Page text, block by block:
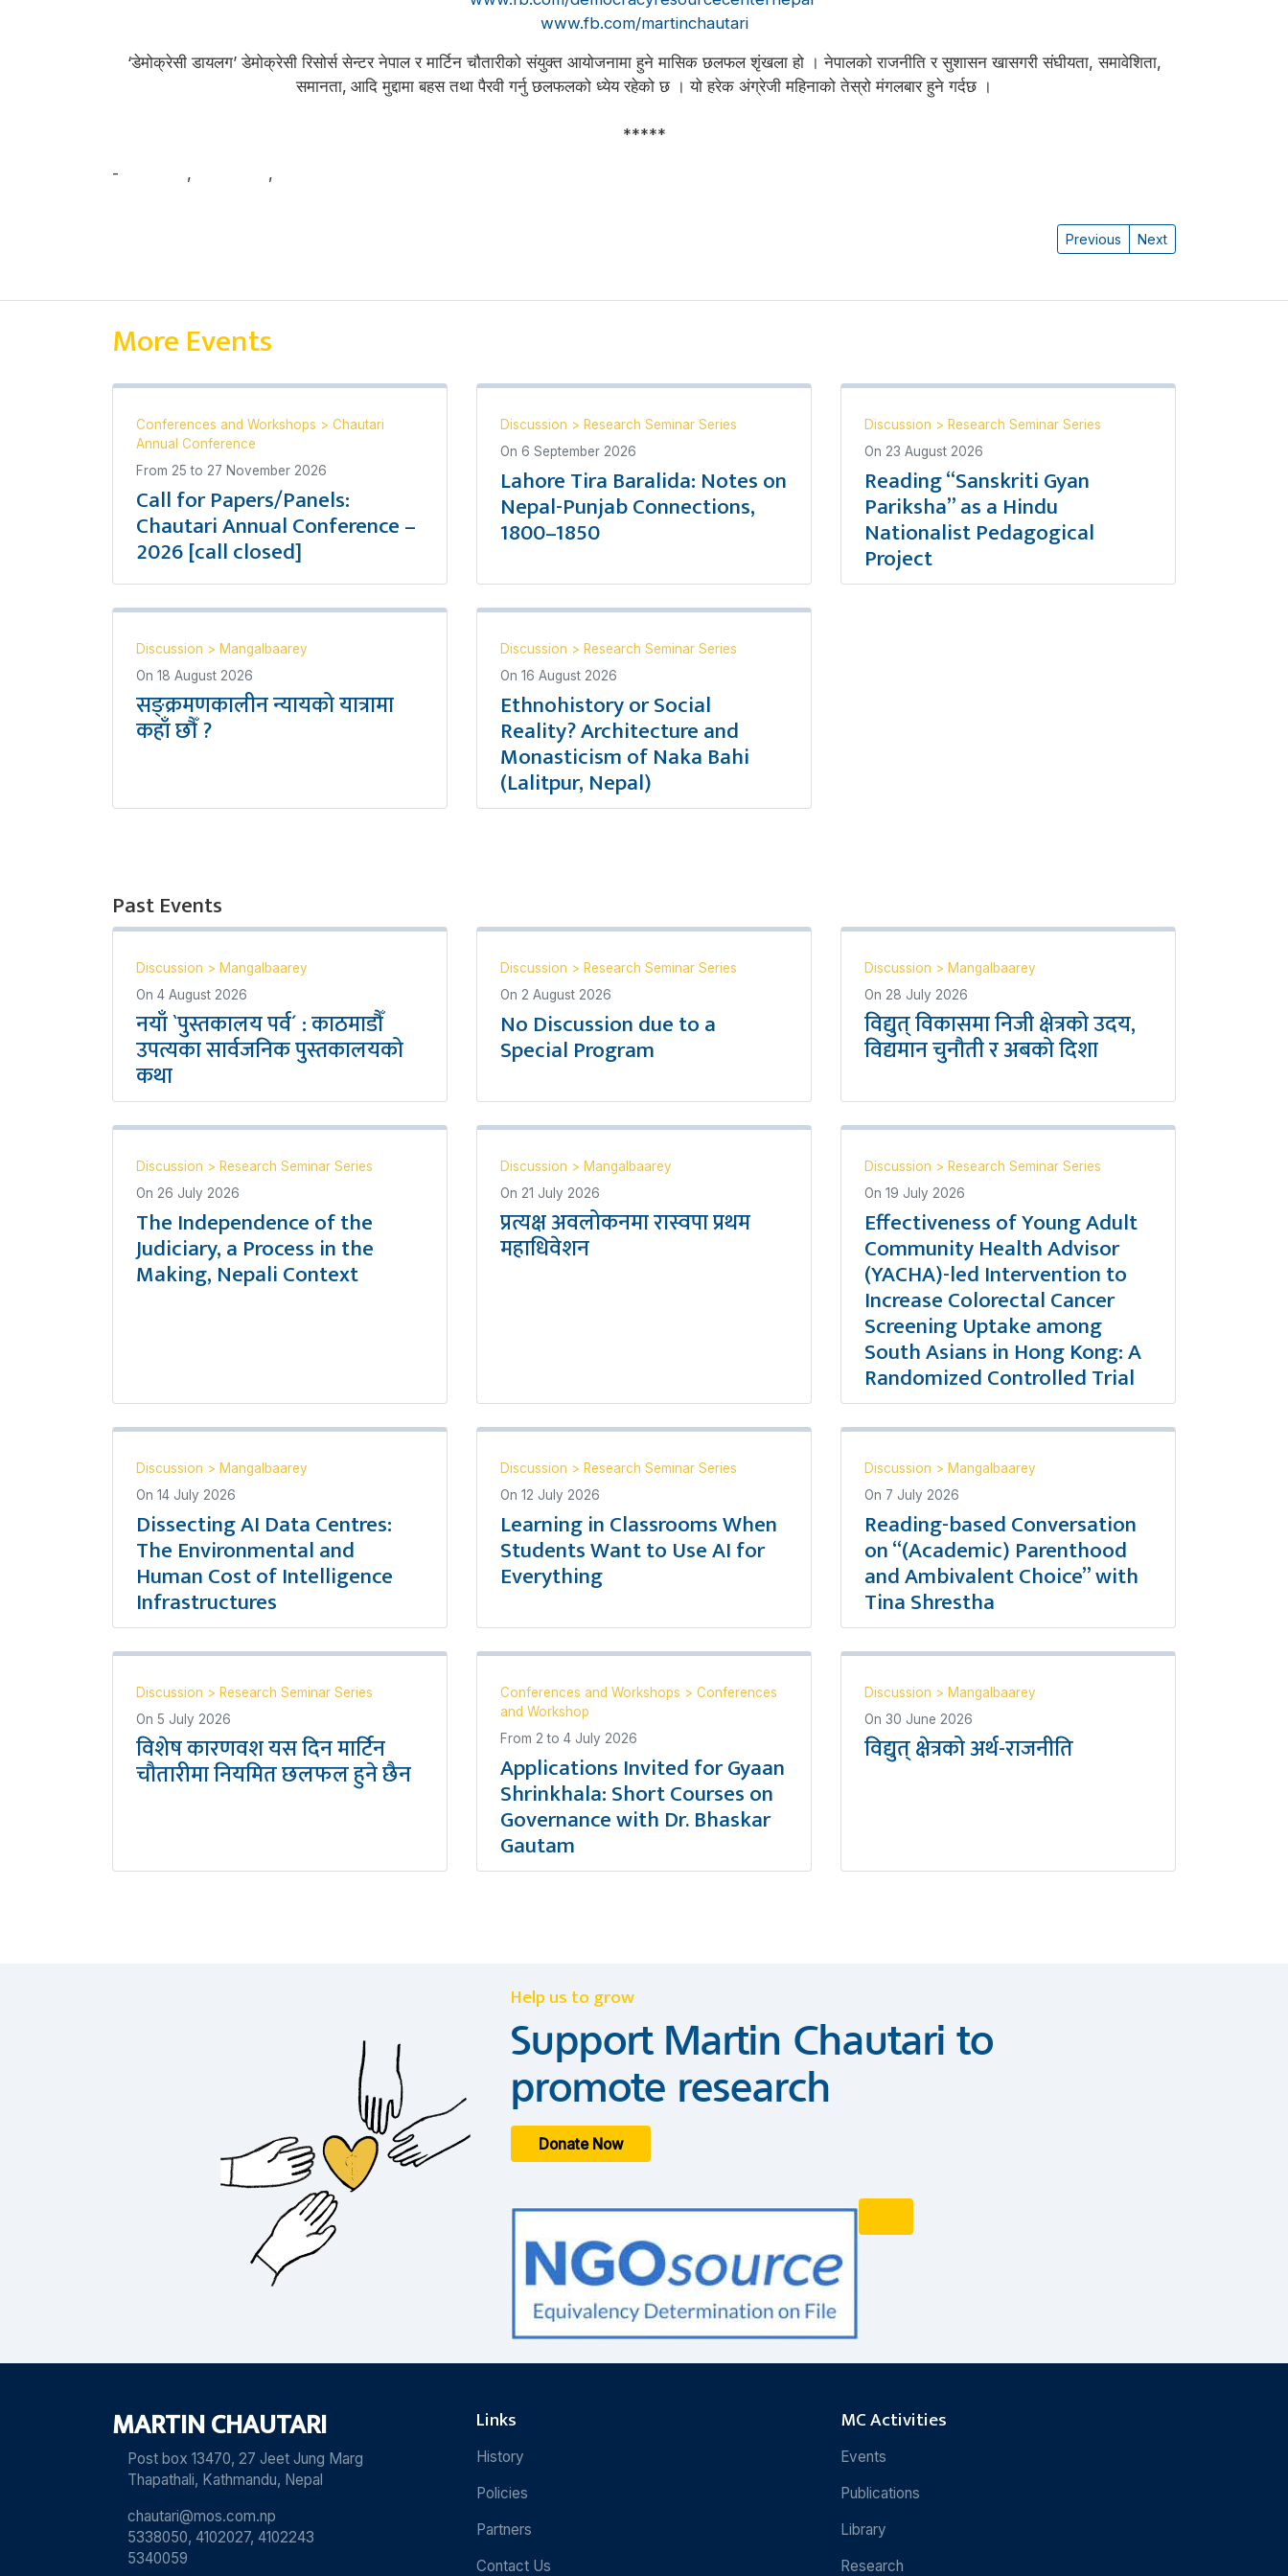
www.fb.com/martinchautari
‘डेमोक्रेसी डायलग’ डेमोक्रेसी रिसोर्स सेन्टर नेपाल र मार्टिन चौतारीको संयुक्त आयोजनामा हुने मासिक छलफल शृंखला हो । नेपालको राजनीति र सुशासन खासगरी संघीयता, समावेशिता‚
समानता‚ आदि मुद्दामा बहस तथा पैरवी गर्नु छलफलको ध्येय रहेको छ । यो हरेक अंग्रेजी महिनाको तेस्रो मंगलबार हुने गर्दछ ।
*****
- , ,
Previous Next
More Events
Conferences and Workshops > Chautari
Annual Conference
From 25 to 27 November 2026
Call for Papers/Panels:
Chautari Annual Conference –
2026 [call closed]
Discussion > Research Seminar Series
On 6 September 2026
Lahore Tira Baralida: Notes on
Nepal-Punjab Connections,
1800–1850
Discussion > Research Seminar Series
On 23 August 2026
Reading “Sanskriti Gyan
Pariksha” as a Hindu
Nationalist Pedagogical
Project
Discussion > Mangalbaarey
On 18 August 2026
सङ्क्रमणकालीन न्यायको यात्रामा
कहाँ छौँ ?
Discussion > Research Seminar Series
On 16 August 2026
Ethnohistory or Social
Reality? Architecture and
Monasticism of Naka Bahi
(Lalitpur, Nepal)
Past Events
Discussion > Mangalbaarey
On 4 August 2026
नयाँ `पुस्तकालय पर्व´ : काठमाडौँ
उपत्यका सार्वजनिक पुस्तकालयको
कथा
Discussion > Research Seminar Series
On 2 August 2026
No Discussion due to a
Special Program
Discussion > Mangalbaarey
On 28 July 2026
विद्युत् विकासमा निजी क्षेत्रको उदय,
विद्यमान चुनौती र अबको दिशा
Discussion > Research Seminar Series
On 26 July 2026
The Independence of the
Judiciary, a Process in the
Making, Nepali Context
Discussion > Mangalbaarey
On 21 July 2026
प्रत्यक्ष अवलोकनमा रास्वपा प्रथम
महाधिवेशन
Discussion > Research Seminar Series
On 19 July 2026
Effectiveness of Young Adult
Community Health Advisor
(YACHA)-led Intervention to
Increase Colorectal Cancer
Screening Uptake among
South Asians in Hong Kong: A
Randomized Controlled Trial
Discussion > Mangalbaarey
On 14 July 2026
Dissecting AI Data Centres:
The Environmental and
Human Cost of Intelligence
Infrastructures
Discussion > Research Seminar Series
On 12 July 2026
Learning in Classrooms When
Students Want to Use AI for
Everything
Discussion > Mangalbaarey
On 7 July 2026
Reading-based Conversation
on “(Academic) Parenthood
and Ambivalent Choice” with
Tina Shrestha
Discussion > Research Seminar Series
On 5 July 2026
विशेष कारणवश यस दिन मार्टिन
चौतारीमा नियमित छलफल हुने छैन
Conferences and Workshops > Conferences
and Workshop
From 2 to 4 July 2026
Applications Invited for Gyaan
Shrinkhala: Short Courses on
Governance with Dr. Bhaskar
Gautam
Discussion > Mangalbaarey
On 30 June 2026
विद्युत् क्षेत्रको अर्थ-राजनीति
Help us to grow
Support Martin Chautari to
promote research
Donate Now
MARTIN CHAUTARI
Post box 13470, 27 Jeet Jung Marg
Thapathali, Kathmandu, Nepal
chautari@mos.com.np
5338050, 4102027, 4102243
5340059
Links
History
Policies
Partners
Contact Us
MC Activities
Events
Publications
Library
Research